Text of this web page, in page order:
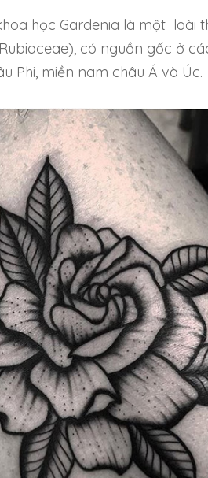
học Gardenia là một loài
có nguồn gốc ở
Phi, miền nam châu Á và Úc.